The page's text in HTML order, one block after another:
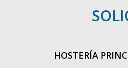
HOSTERÍA